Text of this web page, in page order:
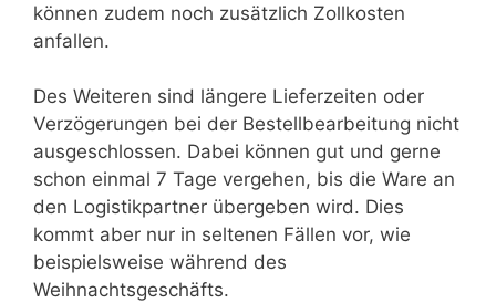
können zudem noch zusätzlich Zollkosten
anfallen.
Des Weiteren sind längere Lieferzeiten oder
Verzögerungen bei der Bestellbearbeitung nicht
ausgeschlossen. Dabei können gut und gerne
schon einmal 7 Tage vergehen, bis die Ware an
den Logistikpartner übergeben wird. Dies
kommt aber nur in seltenen Fällen vor, wie
beispielsweise während des
Weihnachtsgeschäfts.